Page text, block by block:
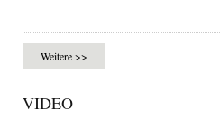
Weitere >>
VIDEO